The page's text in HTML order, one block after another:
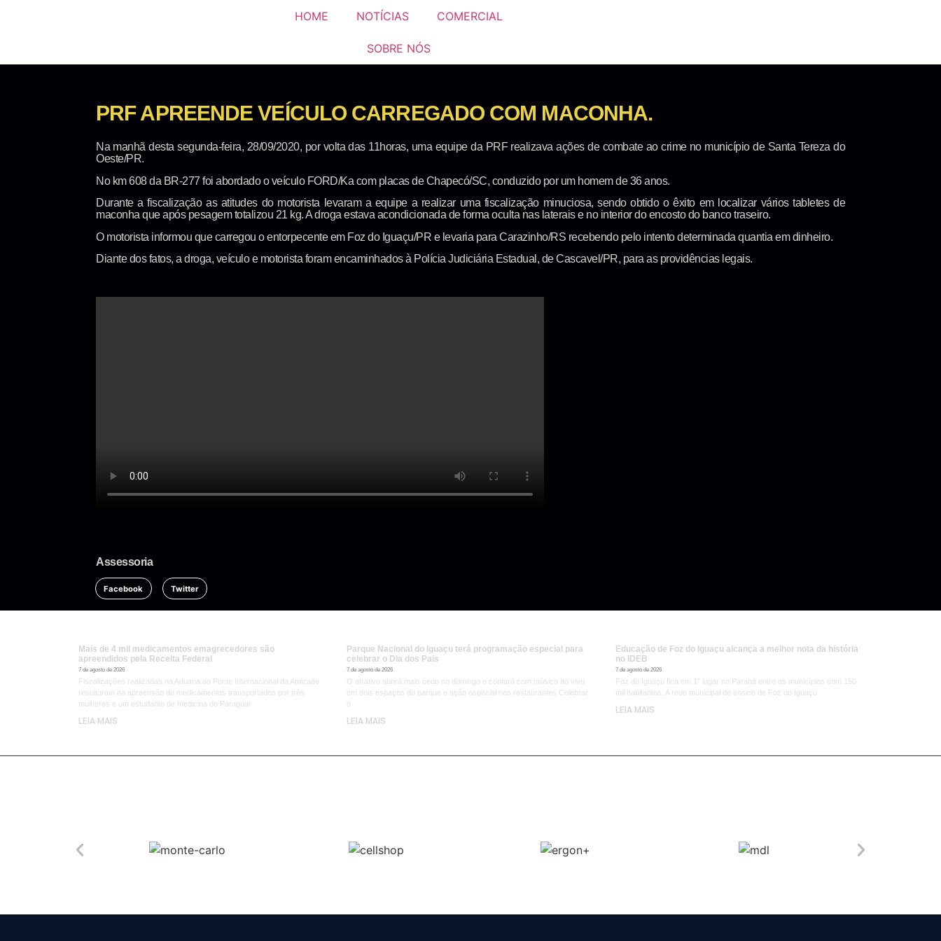
HOME NOTÍCIAS COMERCIAL
SOBRE NÓS
PRF APREENDE VEÍCULO CARREGADO COM MACONHA.
Na manhã desta segunda-feira, 28/09/2020, por volta das 11horas, uma equipe da PRF realizava ações de combate ao crime no município de Santa Tereza do
Oeste/PR.
No km 608 da BR-277 foi abordado o veículo FORD/Ka com placas de Chapecó/SC, conduzido por um homem de 36 anos.
Durante a fiscalização as atitudes do motorista levaram a equipe a realizar uma fiscalização minuciosa, sendo obtido o êxito em localizar vários tabletes de
maconha que após pesagem totalizou 21 kg. A droga estava acondicionada de forma oculta nas laterais e no interior do encosto do banco traseiro.
O motorista informou que carregou o entorpecente em Foz do Iguaçu/PR e levaria para Carazinho/RS recebendo pelo intento determinada quantia em dinheiro.
Diante dos fatos, a droga, veículo e motorista foram encaminhados à Polícia Judiciária Estadual, de Cascavel/PR, para as providências legais.
Assessoria
Facebook Twitter
Mais de 4 mil medicamentos emagrecedores são
apreendidos pela Receita Federal
7 de agosto de 2026
Fiscalizações realizadas na Aduana da Ponte Internacional da Amizade
resultaram na apreensão de medicamentos transportados por três
mulheres e um estudante de medicina do Paraguai
LEIA MAIS
Parque Nacional do Iguaçu terá programação especial para
celebrar o Dia dos Pais
7 de agosto de 2026
O atrativo abrirá mais cedo no domingo e contará com música ao vivo
em dois espaços do parque e ação especial nos restaurantes Celebrar
o
LEIA MAIS
Educação de Foz do Iguaçu alcança a melhor nota da história
no IDEB
7 de agosto de 2026
Foz do Iguaçu fica em 1° lugar no Paraná entre os municípios com 150
mil habitantes. A rede municipal de ensino de Foz do Iguaçu
LEIA MAIS